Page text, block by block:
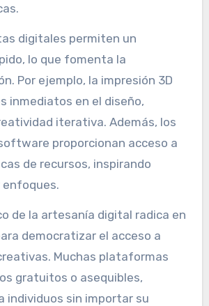
digitales permiten un
lo que fomenta la
Por ejemplo, la impresión 3D
inmediatos en el diseño,
iterativa. Además, los
proporcionan acceso a
de recursos, inspirando
enfoques.
de la artesanía digital radica en
democratizar el acceso a
Muchas plataformas
gratuitos o asequibles,
individuos sin importar su